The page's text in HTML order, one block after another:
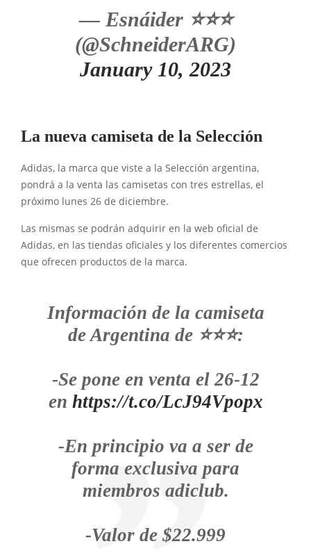
— Esnáider ⭐⭐⭐
(@SchneiderARG)
January 10, 2023
La nueva camiseta de la Selección
Adidas, la marca que viste a la Selección argentina,
pondrá a la venta las camisetas con tres estrellas, el
próximo lunes 26 de diciembre.
Las mismas se podrán adquirir en la web oficial de
Adidas, en las tiendas oficiales y los diferentes comercios
que ofrecen productos de la marca.
Información de la camiseta
de Argentina de ⭐️⭐️⭐️:
-Se pone en venta el 26-12
en https://t.co/LcJ94Vpopx
-En principio va a ser de
forma exclusiva para
miembros adiclub.
-Valor de $22.999